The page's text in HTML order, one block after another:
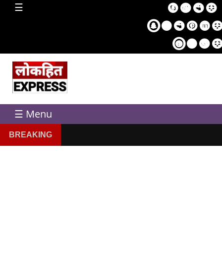
☰
home
☰ Menu
BREAKING